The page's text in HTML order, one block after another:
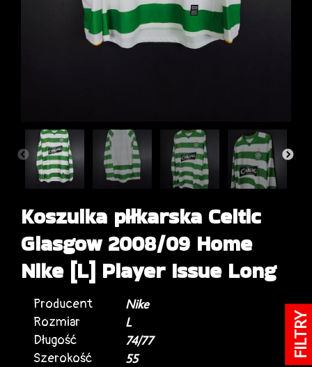
Koszulka piłkarska Celtic
Glasgow 2008/09 Home
Nike [L] Player Issue Long
Producent
Nike
Rozmiar
L
Długość
74/77
Szerokość
55
FILTRY